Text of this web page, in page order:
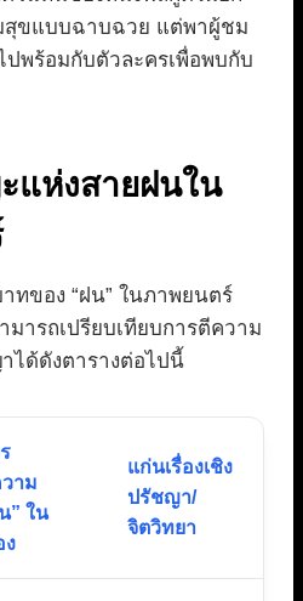
สุขแบบฉาบฉวย แต่พาผู้ชม
พร้อมกับตัวละครเพื่อพบกับ
ห่งสายฝนใน
ทของ “ฝน” ในภาพยนตร์
มารถเปรียบเทียบการตีความ
ได้ดังตารางต่อไปนี้
าม
” ใน
ง
แก่นเรื่องเชิง
ปรัชญา/
จิตวิทยา